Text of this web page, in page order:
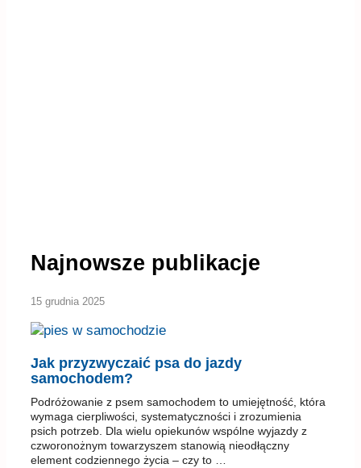
Najnowsze publikacje
15 grudnia 2025
Jak przyzwyczaić psa do jazdy
samochodem?
Podróżowanie z psem samochodem to umiejętność, która
wymaga cierpliwości, systematyczności i zrozumienia
psich potrzeb. Dla wielu opiekunów wspólne wyjazdy z
czworonożnym towarzyszem stanowią nieodłączny
element codziennego życia – czy to …